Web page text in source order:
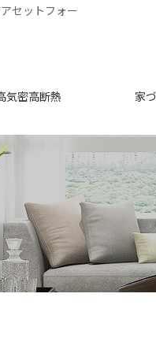
セットフォー
気密高断熱 家